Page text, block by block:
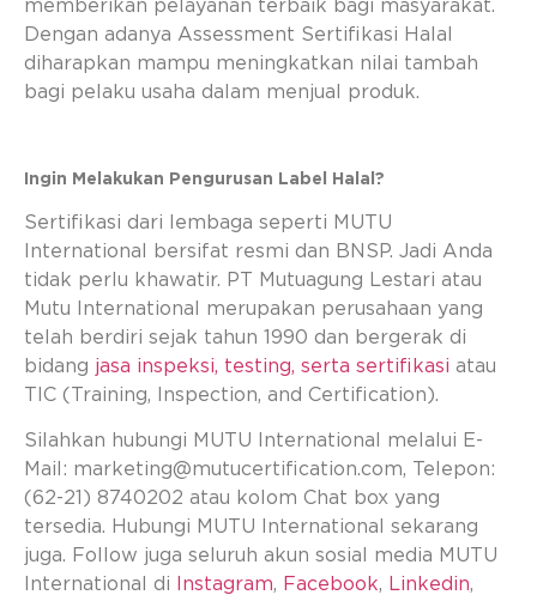
memberikan pelayanan terbaik bagi masyarakat.
Dengan adanya Assessment Sertifikasi Halal
diharapkan mampu meningkatkan nilai tambah
bagi pelaku usaha dalam menjual produk.
Ingin Melakukan Pengurusan Label Halal?
Sertifikasi dari lembaga seperti MUTU
International bersifat resmi dan BNSP. Jadi Anda
tidak perlu khawatir. PT Mutuagung Lestari atau
Mutu International merupakan perusahaan yang
telah berdiri sejak tahun 1990 dan bergerak di
bidang jasa inspeksi, testing, serta sertifikasi atau
TIC (Training, Inspection, and Certification).
Silahkan hubungi MUTU International melalui E-
Mail: marketing@mutucertification.com, Telepon:
(62-21) 8740202 atau kolom Chat box yang
tersedia. Hubungi MUTU International sekarang
juga. Follow juga seluruh akun sosial media MUTU
International di
Instagram, Facebook, Linkedin,